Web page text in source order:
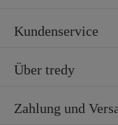
Kundenservice
Über tredy
Zahlung und